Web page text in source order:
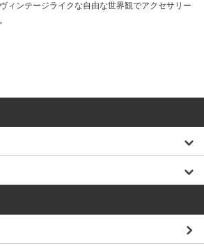
ィンテージライクな自由な世界観でアクセサリー